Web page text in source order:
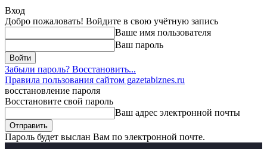
Вход
Добро пожаловать! Войдите в свою учётную запись
Ваше имя пользователя
Ваш пароль
Забыли пароль? Восстановить...
Правила пользования сайтом gazetabiznes.ru
восстановление пароля
Восстановите свой пароль
Ваш адрес электронной почты
Пароль будет выслан Вам по электронной почте.